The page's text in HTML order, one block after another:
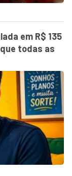
em R$ 135
todas as